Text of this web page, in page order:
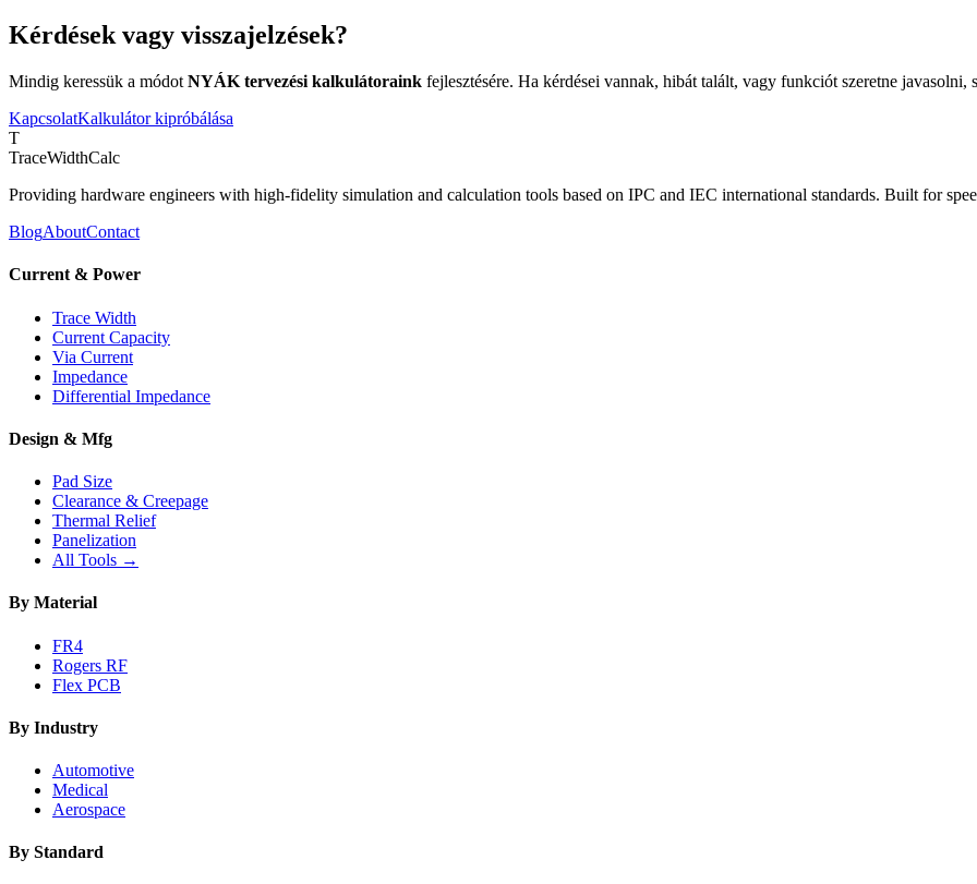
Kérdések vagy visszajelzések?
Mindig keressük a módot NYÁK tervezési kalkulátoraink fejlesztésére. Ha kérdései vannak, hibát talált, vagy funkciót szeretne javasolni,
KapcsolatKalkulátor kipróbálása
T
TraceWidthCalc
Providing hardware engineers with high-fidelity simulation and calculation tools based on IPC and IEC international standards. Built for
BlogAboutContact
Current & Power
Trace Width
Current Capacity
Via Current
Impedance
Differential Impedance
Design & Mfg
Pad Size
Clearance & Creepage
Thermal Relief
Panelization
All Tools →
By Material
FR4
Rogers RF
Flex PCB
By Industry
Automotive
Medical
Aerospace
By Standard